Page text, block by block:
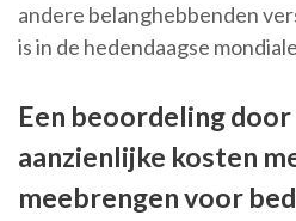
andere belanghebbenden
is in de hedendaagse
Een beoordeling
aanzienlijke kosten
meebrengen voor